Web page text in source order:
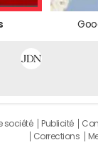
société Publicité
Corrections